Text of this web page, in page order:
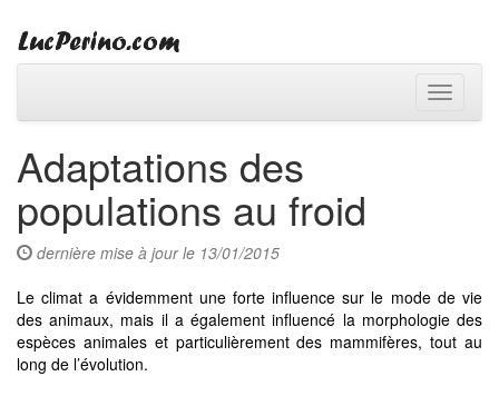
Toggle
Adaptations des
populations au froid
dernière mise à jour le 13/01/2015
Le climat a évidemment une forte influence sur le mode de vie
des animaux, mais il a également influencé la morphologie des
espèces animales et particulièrement des mammifères, tout au
long de l’évolution.